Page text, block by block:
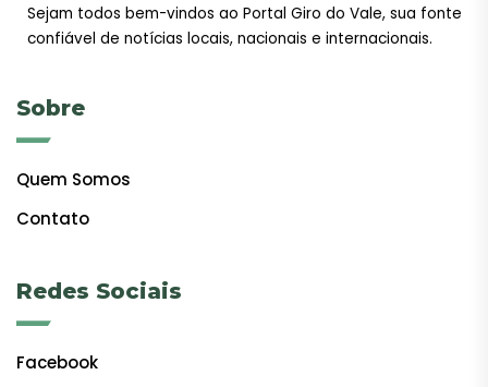
Sejam todos bem-vindos ao Portal Giro do Vale, sua fonte
confiável de notícias locais, nacionais e internacionais.
Sobre
Quem Somos
Contato
Redes Sociais
Facebook